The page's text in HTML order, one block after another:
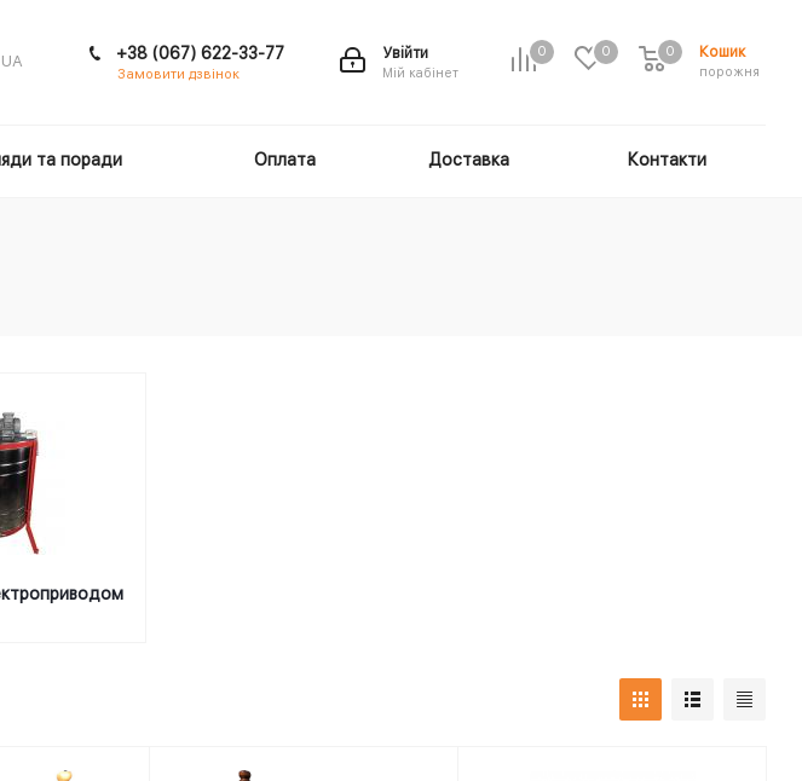
0 0 Кошик
порожня
0
Увійти
Мій кабінет
+38 (067) 622-33-77
Замовити дзвінок
та поради Оплата Доставка Контакти